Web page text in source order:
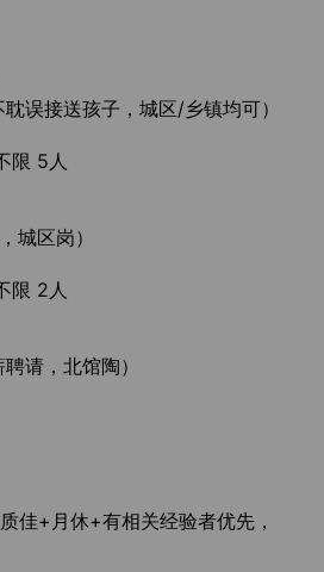
误接送孩子，城区/乡镇均可）
限 5人
城区岗）
限 2人
请，北馆陶）
佳+月休+有相关经验者优先，